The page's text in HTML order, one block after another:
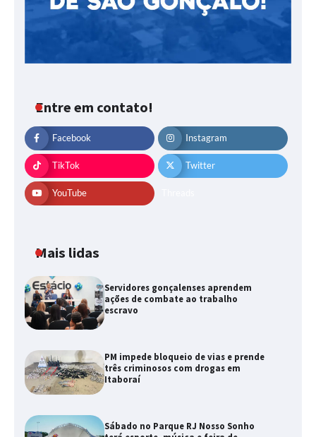
Entre em contato!
Facebook Instagram
TikTok Twitter
YouTube
Mais lidas
Servidores gonçalenses aprendem
ações de combate ao trabalho
escravo
PM impede bloqueio de vias e prende
três criminosos com drogas em
Itaboraí
Sábado no Parque RJ Nosso Sonho